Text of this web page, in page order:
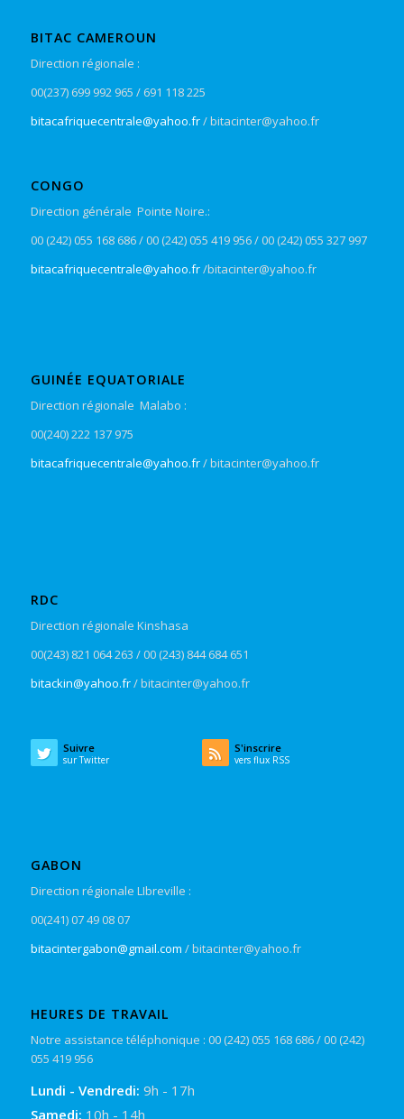
BITAC CAMEROUN
Direction régionale :
00(237) 699 992 965 / 691 118 225
bitacafriquecentrale@yahoo.fr/ bitacinter@yahoo.fr
CONGO
Direction générale Pointe Noire.:
00 (242) 055 168 686 / 00 (242) 055 419 956 / 00 (242) 055 327 997
bitacafriquecentrale@yahoo.fr/bitacinter@yahoo.fr
GUINÉE EQUATORIALE
Direction régionale Malabo :
00(240) 222 137 975
bitacafriquecentrale@yahoo.fr/ bitacinter@yahoo.fr
RDC
Direction régionale Kinshasa
00(243) 821 064 263 / 00 (243) 844 684 651
bitackin@yahoo.fr/ bitacinter@yahoo.fr
Suivre
sur Twitter
S'inscrire
vers flux RSS
GABON
Direction régionale LIbreville :
00(241) 07 49 08 07
bitacintergabon@gmail.com / bitacinter@yahoo.fr
HEURES DE TRAVAIL
Notre assistance téléphonique : 00 (242) 055 168 686 / 00 (242)
055 419 956
Lundi - Vendredi: 9h - 17h
Samedi: 10h - 14h